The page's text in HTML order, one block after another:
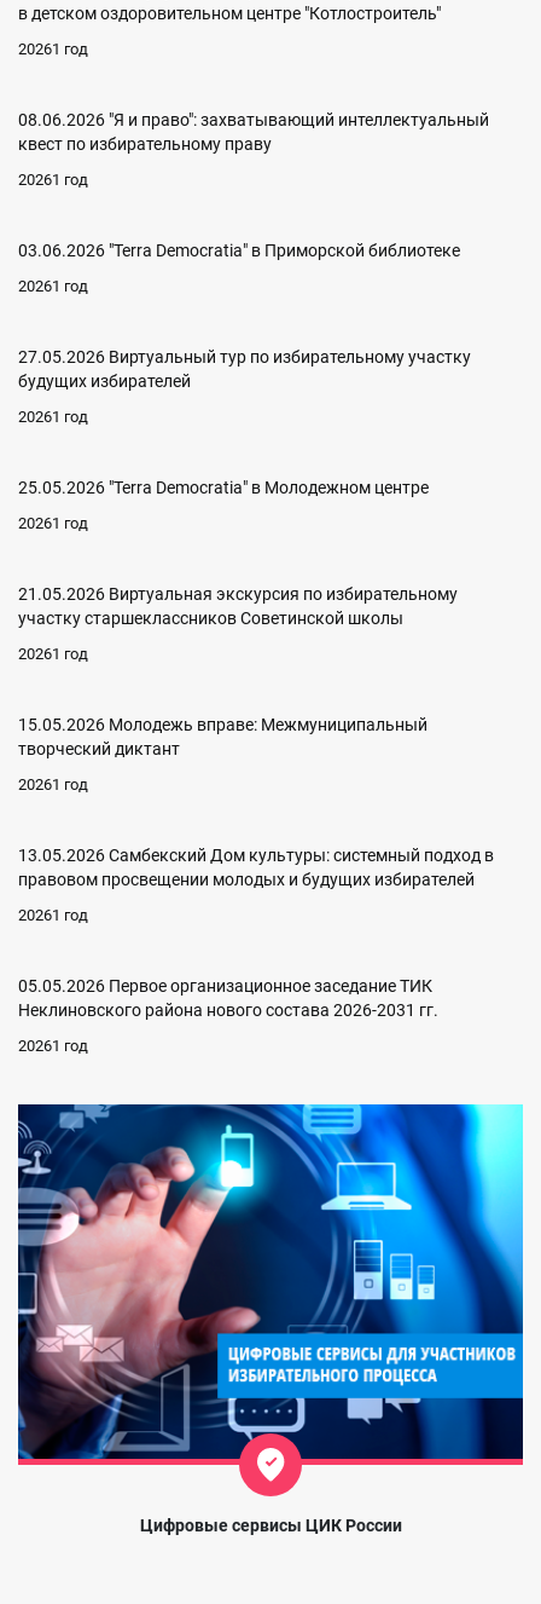
в детском оздоровительном центре "Котлостроитель"
20261 год
08.06.2026 "Я и право": захватывающий интеллектуальный
квест по избирательному праву
20261 год
03.06.2026 "Terra Democratia" в Приморской библиотеке
20261 год
27.05.2026 Виртуальный тур по избирательному участку
будущих избирателей
20261 год
25.05.2026 "Terra Democratia" в Молодежном центре
20261 год
21.05.2026 Виртуальная экскурсия по избирательному
участку старшеклассников Советинской школы
20261 год
15.05.2026 Молодежь вправе: Межмуниципальный
творческий диктант
20261 год
13.05.2026 Самбекский Дом культуры: системный подход в
правовом просвещении молодых и будущих избирателей
20261 год
05.05.2026 Первое организационное заседание ТИК
Неклиновского района нового состава 2026-2031 гг.
20261 год
Цифровые сервисы ЦИК России